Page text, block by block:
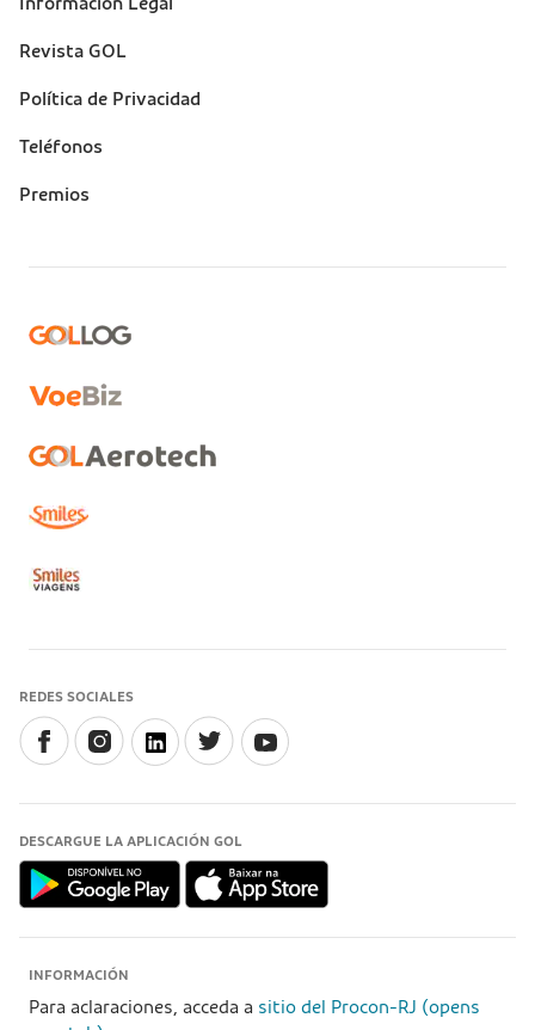
Información Legal
Revista GOL
Política de Privacidad
Teléfonos
Premios
REDES SOCIALES
DESCARGUE LA APLICACIÓN GOL
INFORMACIÓN
Para aclaraciones, acceda a sitio del Procon-RJ (opens